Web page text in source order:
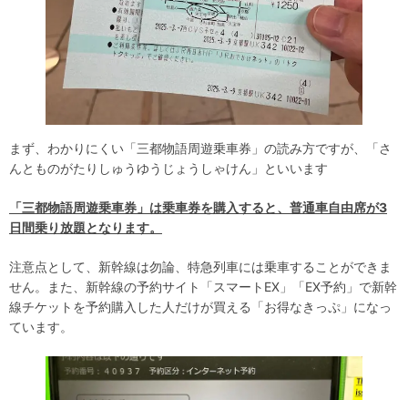
まず、わかりにくい「三都物語周遊乗車券」の読み方ですが、「さ
んとものがたりしゅうゆうじょうしゃけん」といいます
「三都物語周遊乗車券」は乗車券を購入すると、普通車自由席が3
日間乗り放題となります。
注意点として、新幹線は勿論、特急列車には乗車することができま
せん。また、新幹線の予約サイト「スマートEX」「EX予約」で新幹
線チケットを予約購入した人だけが買える「お得なきっぷ」になっ
ています。